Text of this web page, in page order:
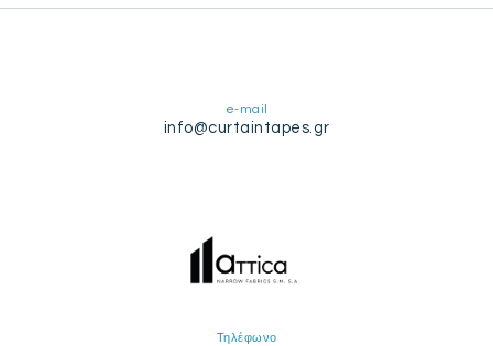
e-mail
info@curtaintapes.gr
Τηλέφωνο